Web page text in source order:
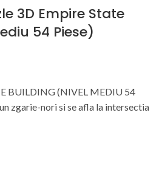
3D Empire State
54 Piese)
BUILDING (NIVEL MEDIU 54
zgarie-nori si se afla la intersectia